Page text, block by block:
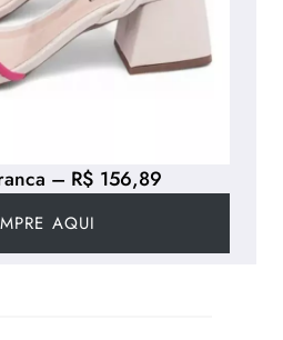
– R$ 156,89
AQUI